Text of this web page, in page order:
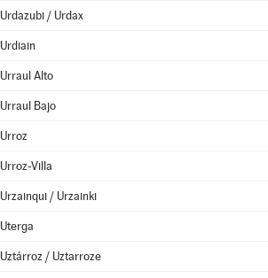
Urdazubi / Urdax
Urdiain
Urraul Alto
Urraul Bajo
Urroz
Urroz-Villa
Urzainqui / Urzainki
Uterga
Uztárroz / Uztarroze